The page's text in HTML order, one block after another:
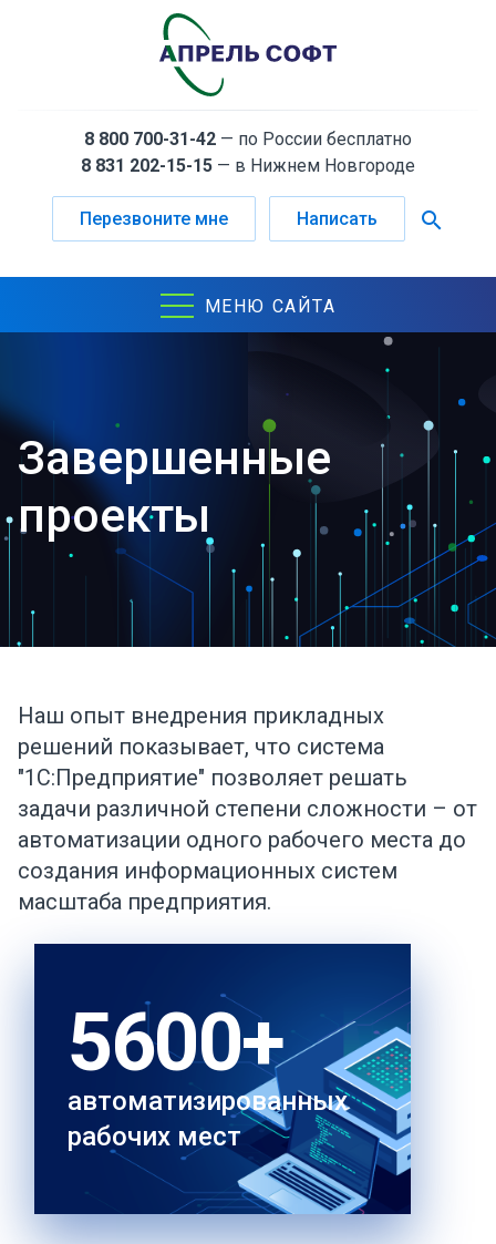
8 800 700-31-42 — по России бесплатно
8 831 202-15-15 — в Нижнем Новгороде
Перезвоните мне Написать search
МЕНЮ САЙТА
Завершенные
проекты
Наш опыт внедрения прикладных
решений показывает, что система
"1С:Предприятие" позволяет решать
задачи различной степени сложности – от
автоматизации одного рабочего места до
создания информационных систем
масштаба предприятия.
5600+
автоматизированных
рабочих мест